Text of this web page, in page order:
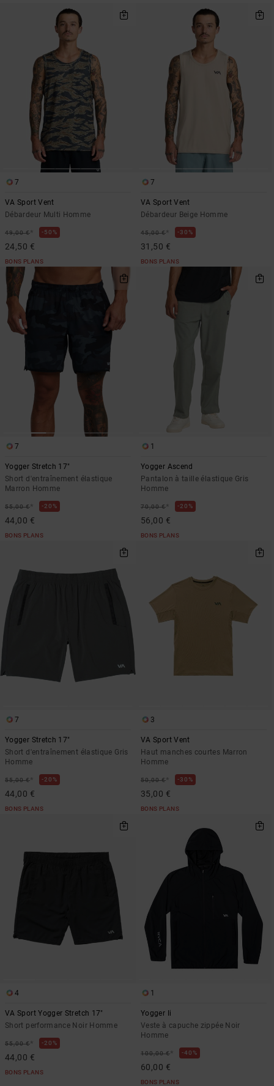
7
VA Sport Vent
Débardeur Multi Homme
49,00 €* 50%
24,50 €
BONS PLANS
7
VA Sport Vent
Débardeur Beige Homme
45,00 €* 30%
31,50 €
BONS PLANS
7
Yogger Stretch 17"
Short d'entraînement élastique
Marron Homme
55,00 €* 20%
44,00 €
BONS PLANS
1
Yogger Ascend
Pantalon à taille élastique Gris
Homme
70,00 €* 20%
56,00 €
BONS PLANS
7
Yogger Stretch 17"
Short d'entraînement élastique Gris
Homme
55,00 €* 20%
44,00 €
BONS PLANS
3
VA Sport Vent
Haut manches courtes Marron
Homme
50,00 €* 30%
35,00 €
BONS PLANS
4
VA Sport Yogger Stretch 17"
Short performance Noir Homme
55,00 €* 20%
44,00 €
BONS PLANS
1
Yogger Ii
Veste à capuche zippée Noir
Homme
100,00 €* 40%
60,00 €
BONS PLANS